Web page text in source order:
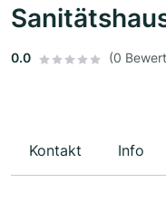
0.0 (0
Kontakt Info